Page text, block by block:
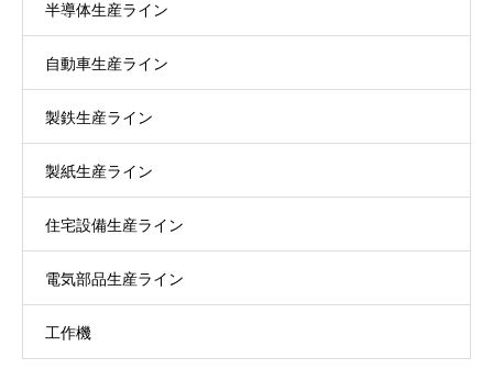
半導体生産ライン
自動車生産ライン
製鉄生産ライン
製紙生産ライン
住宅設備生産ライン
電気部品生産ライン
工作機